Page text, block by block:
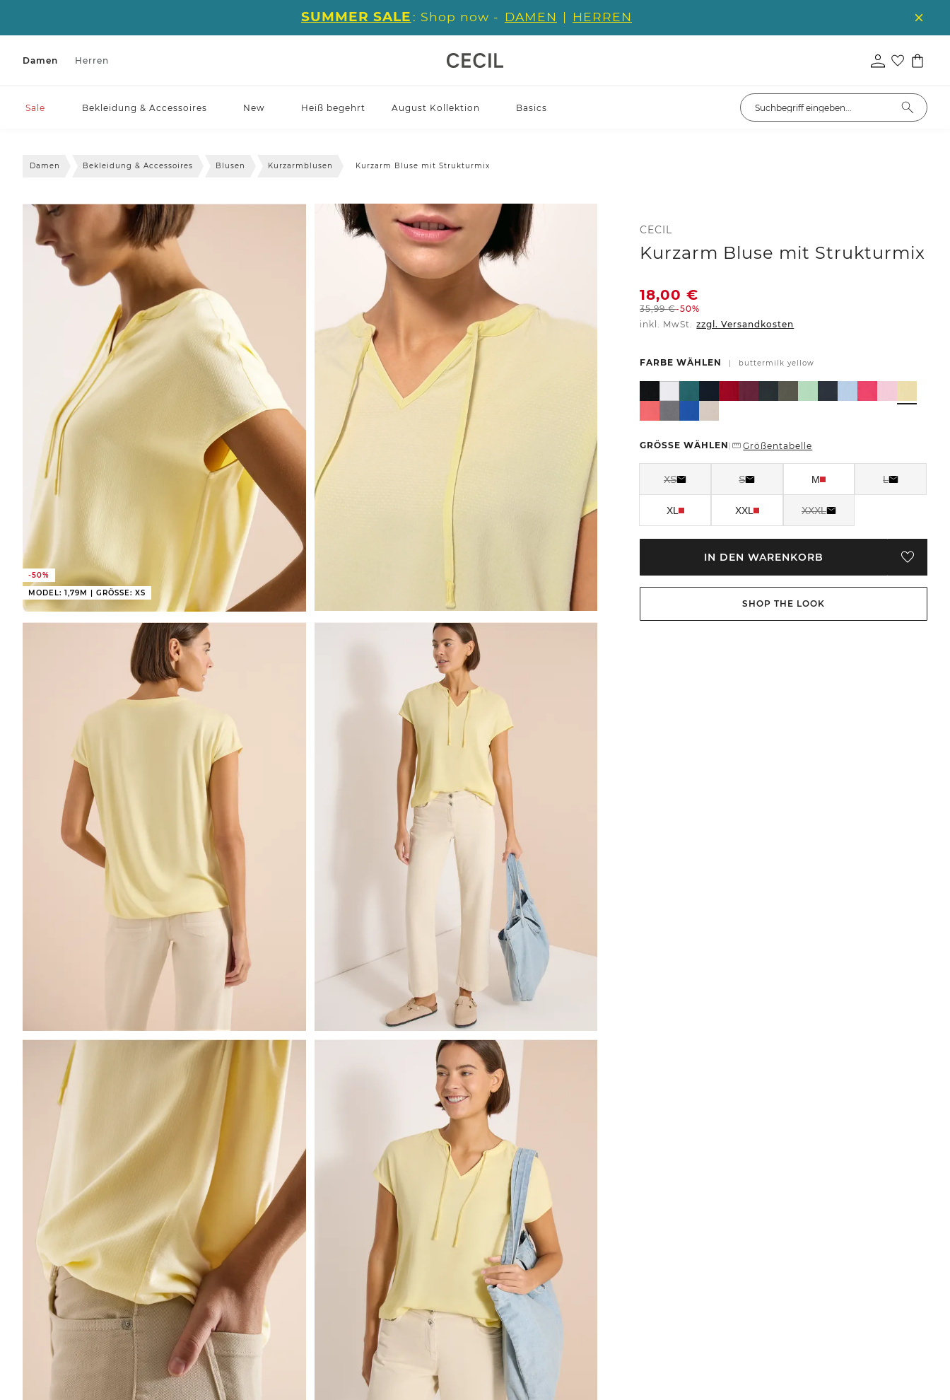
SUMMER SALE : Shop now - DAMEN | HERREN
Damen Herren
Sale Bekleidung & Accessoires New Heiß begehrt August Kollektion Basics
Damen Bekleidung & Accessoires Blusen Kurzarmblusen Kurzarm Bluse mit Strukturmix
-50%
MODEL: 1,79M | GRÖSSE: XS
CECIL
Kurzarm Bluse mit Strukturmix
18,00€
35,99€-50%
inkl. MwSt. zzgl. Versandkosten
FARBE WÄHLEN | buttermilk yellow
GRÖSSE WÄHLEN | Größentabelle
XS S M L
XL XXL XXXL
IN DEN WARENKORB
SHOP THE LOOK